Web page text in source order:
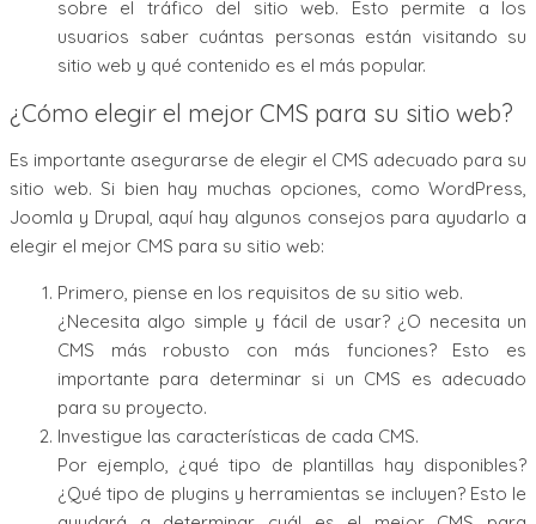
sobre el tráfico del sitio web. Esto permite a los
usuarios saber cuántas personas están visitando su
sitio web y qué contenido es el más popular.
¿Cómo elegir el mejor CMS para su sitio web?
Es importante asegurarse de elegir el CMS adecuado para su
sitio web. Si bien hay muchas opciones, como WordPress,
Joomla y Drupal, aquí hay algunos consejos para ayudarlo a
elegir el mejor CMS para su sitio web:
Primero, piense en los requisitos de su sitio web.
¿Necesita algo simple y fácil de usar? ¿O necesita un
CMS más robusto con más funciones? Esto es
importante para determinar si un CMS es adecuado
para su proyecto.
Investigue las características de cada CMS.
Por ejemplo, ¿qué tipo de plantillas hay disponibles?
¿Qué tipo de plugins y herramientas se incluyen? Esto le